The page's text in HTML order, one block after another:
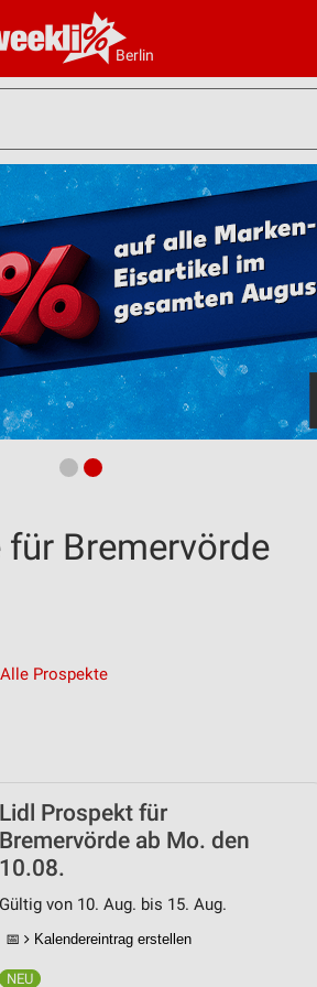
Berlin
Bremervörde
Alle Prospekte
Lidl Prospekt für
Bremervörde ab Mo. den
10.08.
Gültig von 10. Aug. bis 15. Aug.
📅 Kalendereintrag erstellen